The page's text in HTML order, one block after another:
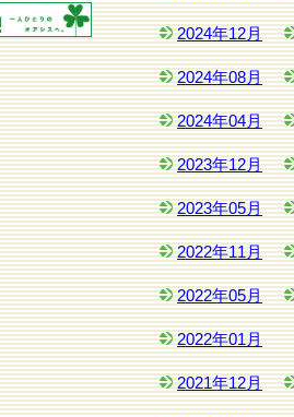
2024年12月
2024年08月
2024年04月
2023年12月
2023年05月
2022年11月
2022年05月
2022年01月
2021年12月